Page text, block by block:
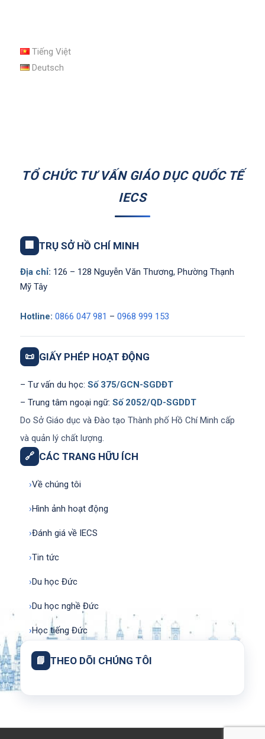
Tiếng Việt
Deutsch
TỔ CHỨC TƯ VẤN GIÁO DỤC QUỐC TẾ
IECS
🏢 TRỤ SỞ HỒ CHÍ MINH
Địa chỉ: 126 – 128 Nguyễn Văn Thương, Phường Thạnh
Mỹ Tây
Hotline: 0866 047 981 – 0968 999 153
📜 GIẤY PHÉP HOẠT ĐỘNG
– Tư vấn du học: Số 375/GCN-SGDĐT
– Trung tâm ngoại ngữ: Số 2052/QD-SGDDT
Do Sở Giáo dục và Đào tạo Thành phố Hồ Chí Minh cấp
và quản lý chất lượng.
🔗 CÁC TRANG HỮU ÍCH
›Về chúng tôi
›Hình ảnh hoạt động
›Đánh giá về IECS
›Tin tức
›Du học Đức
›Du học nghề Đức
›Học tiếng Đức
📘 THEO DÕI CHÚNG TÔI